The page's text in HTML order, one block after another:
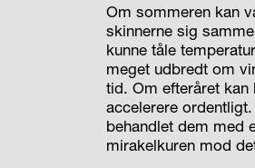
Om sommeren kan
skinnerne sig
kunne tåle
meget udbredt om
tid. Om efteråret
accelerere
behandlet dem med
mirakelkuren mod